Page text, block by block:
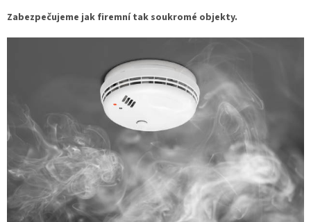
Zabezpečujeme jak firemní tak soukromé objekty.